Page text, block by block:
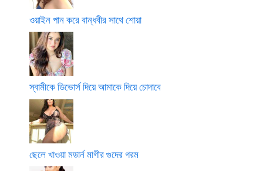
ওয়াইন পান করে বান্ধবীর সাথে শোয়া
স্বামীকে ডিভোর্স দিয়ে আমাকে দিয়ে চোদাবে
ছেলে খাওয়া মডার্ন মাগীর গুদের গরম